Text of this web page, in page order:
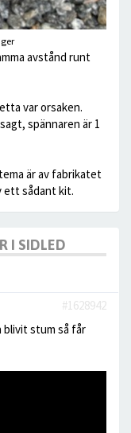
avstånd runt
var orsaken.
spännaren är 1
är av fabrikatet
ett sådant kit.
I SIDLED
#1628942
blivit stum så får